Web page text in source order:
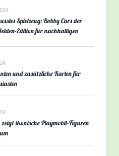
Spielzeug: Bobby Cars der
Edition für nachhaltigen
und zusätzliche Karten für
ikonische Playmobil-Figuren